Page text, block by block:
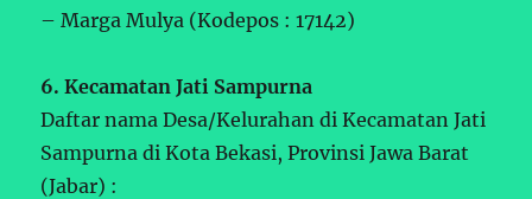
– Marga Mulya (Kodepos : 17142)
6. Kecamatan Jati Sampurna
Daftar nama Desa/Kelurahan di Kecamatan Jati
Sampurna di Kota Bekasi, Provinsi Jawa Barat
(Jabar) :